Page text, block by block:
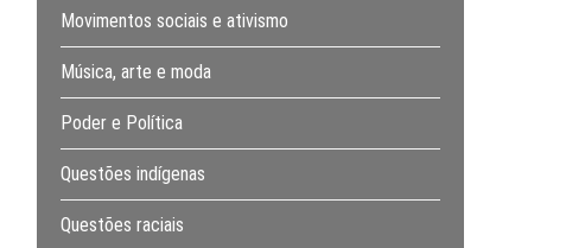
Movimentos sociais e ativismo
Música, arte e moda
Poder e Política
Questões indígenas
Questões raciais